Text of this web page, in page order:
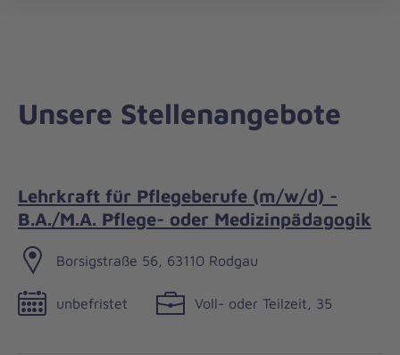
Unsere Stellenangebote
Lehrkraft für Pflegeberufe (m/w/d) -
B.A./M.A. Pflege- oder Medizinpädagogik
Borsigstraße 56, 63110 Rodgau
unbefristet Voll- oder Teilzeit, 35